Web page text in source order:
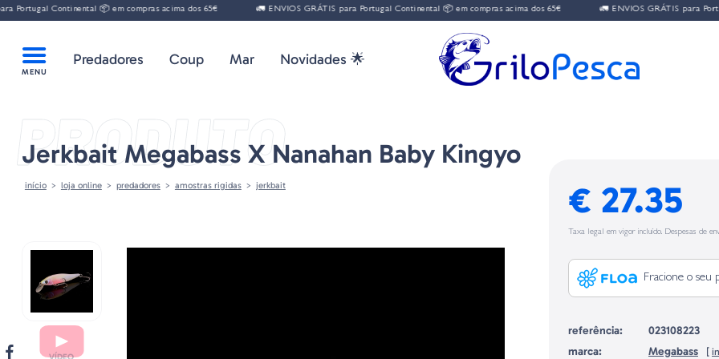
Portugal Continental 📦 em compras acima dos 65€ 🚛 ENVIOS GRÁTIS para Portugal Continental 📦 em compras acima dos 65€ 🚛 ENVIOS GRÁTIS para
Predadores Coup Mar Novidades 🌟
PRODUTO
Jerkbait Megabass X Nanahan Baby Kingyo
início loja online predadores amostras rigidas jerkbait € 27.35
Taxa legal em vigor incluído. Despesas de
Fracione o
referência:
023108223
marca:
Megabass [